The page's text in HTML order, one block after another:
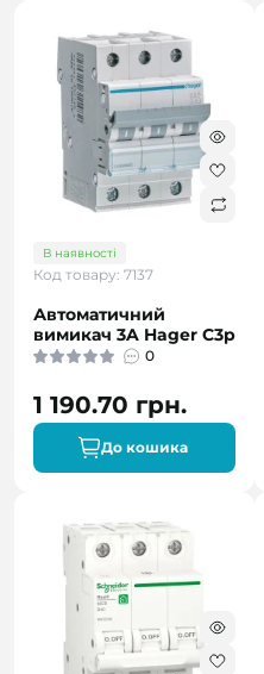
В наявності
Код товару: 7137
Автоматичний
вимикач 3A Hager C3p
0
1 190.70 грн.
До кошика